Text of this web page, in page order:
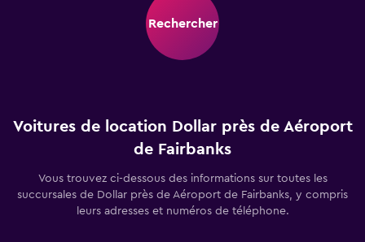
Rechercher
Voitures de location Dollar près de Aéroport
de Fairbanks
Vous trouvez ci-dessous des informations sur toutes les
succursales de Dollar près de Aéroport de Fairbanks, y compris
leurs adresses et numéros de téléphone.